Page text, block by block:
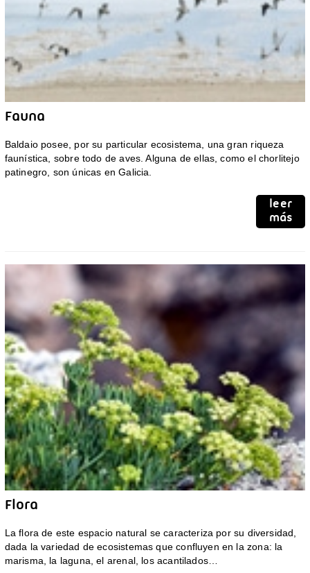
Fauna
Baldaio posee, por su particular ecosistema, una gran riqueza
faunística, sobre todo de aves. Alguna de ellas, como el chorlitejo
patinegro, son únicas en Galicia.
leer
más
Flora
La flora de este espacio natural se caracteriza por su diversidad,
dada la variedad de ecosistemas que confluyen en la zona: la
marisma, la laguna, el arenal, los acantilados…